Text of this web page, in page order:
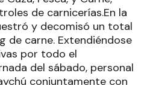
de carnicerías.En la
y decomisó un total
de carne. Extendiéndose
por todo el
del sábado, personal
conjuntamente con